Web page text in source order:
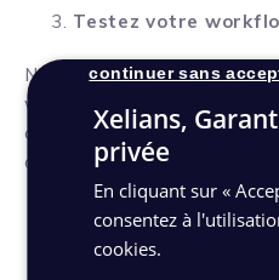
Testez votre
N’oubliez pas cette phase
workflow mis en œuvre, de
coller aux besoins de vos
détecter les éventuels
Formalisez le
accompagnez le
Xelians,
privée
En cliquant sur «
consentez à
cookies.
continuer sans